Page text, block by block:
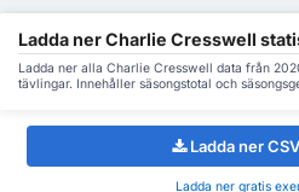
Ladda ner Charlie Cresswell
Ladda ner alla Charlie Cresswell data från
tävlingar. Innehåller säsongstotal och
Ladda ner
Ladda ner gratis